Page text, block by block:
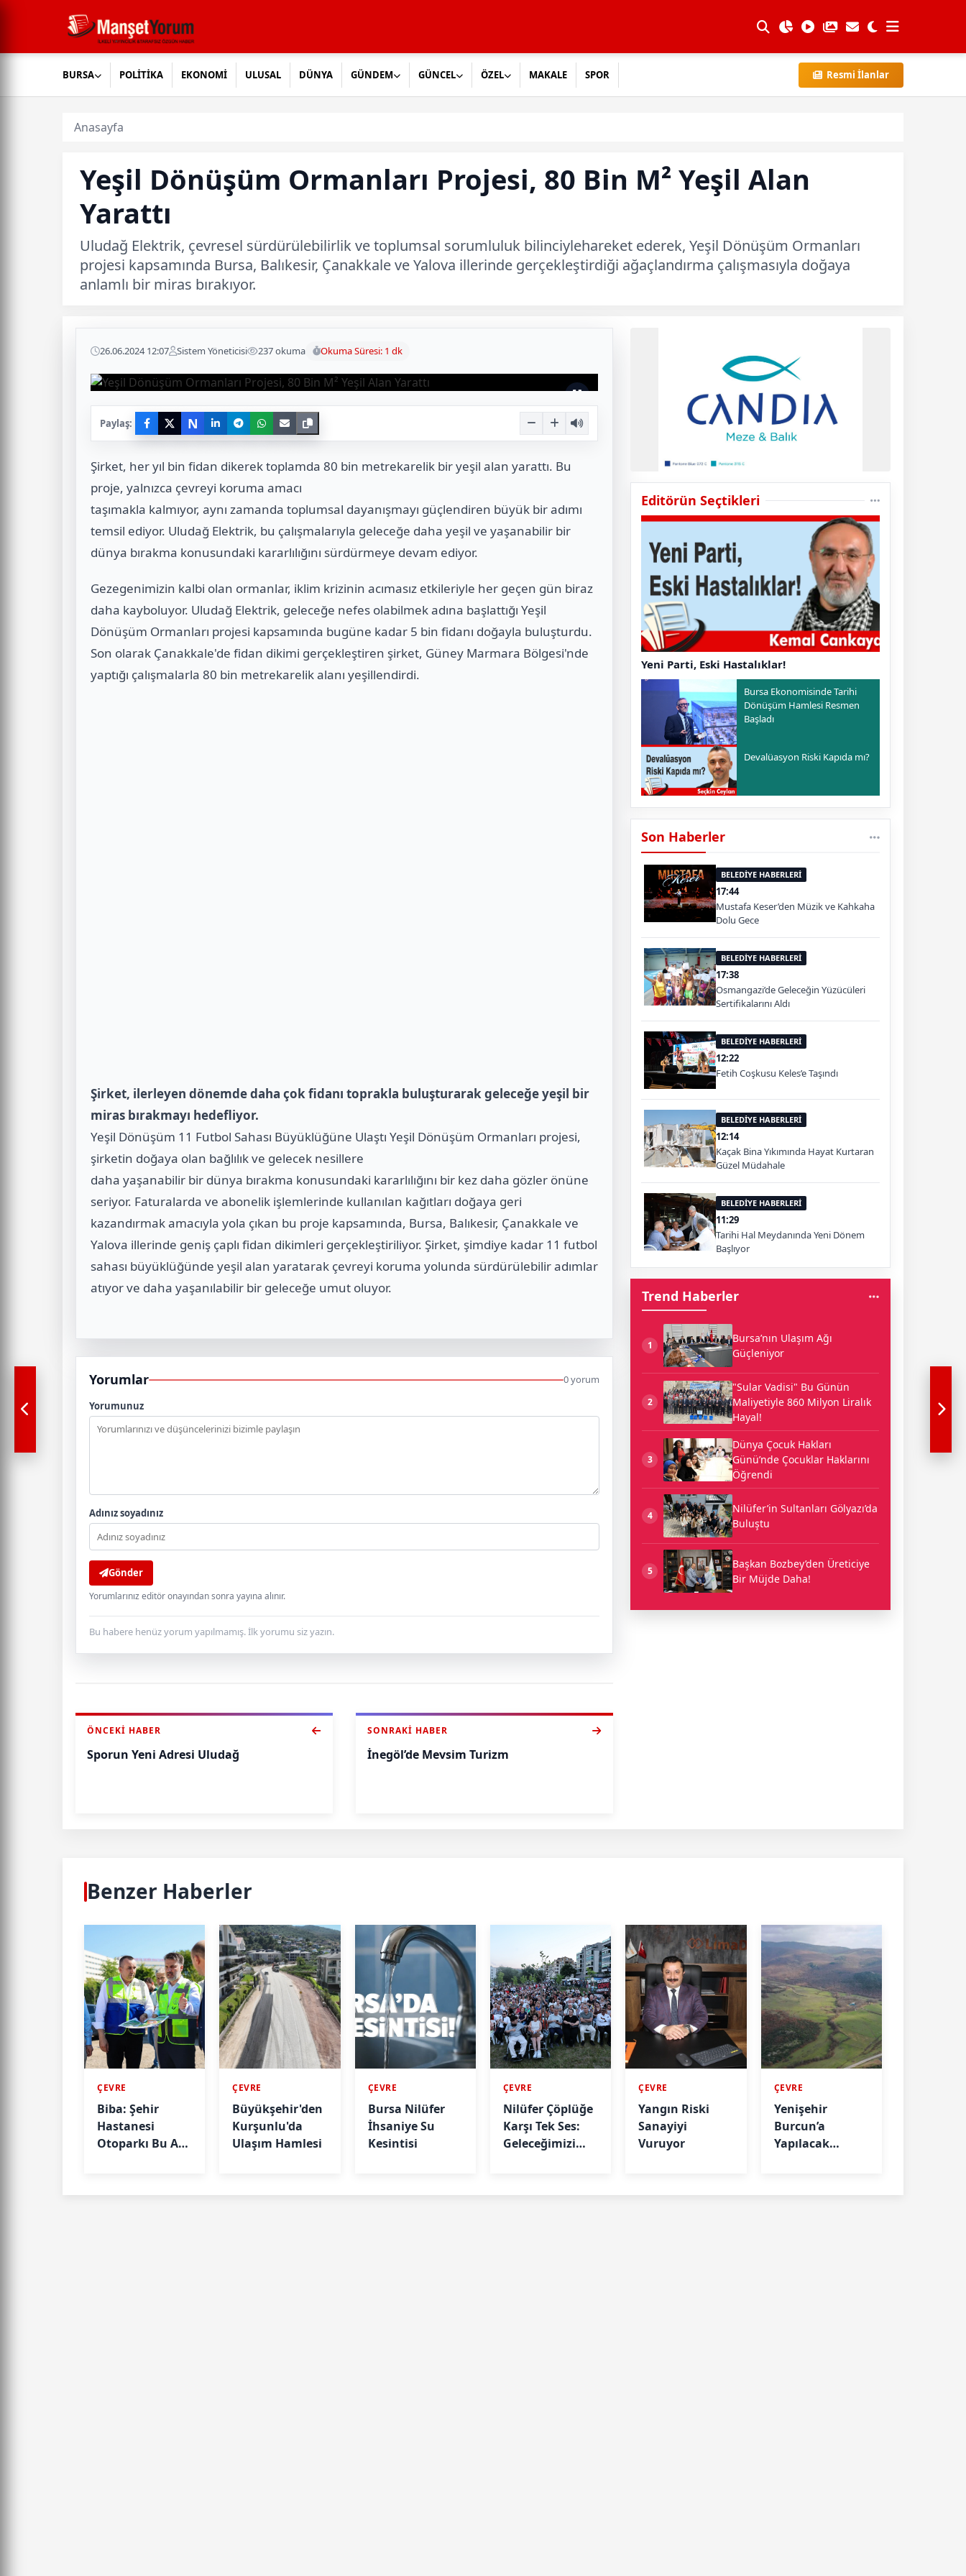
BURSA POLİTİKA EKONOMİ ULUSAL DÜNYA GÜNDEM GÜNCEL ÖZEL MAKALE SPOR Resmi İlanlar
Anasayfa
Yeşil Dönüşüm Ormanları Projesi, 80 Bin M² Yeşil Alan
Yarattı
Uludağ Elektrik, çevresel sürdürülebilirlik ve toplumsal sorumluluk bilinciylehareket ederek, Yeşil Dönüşüm Ormanları
projesi kapsamında Bursa, Balıkesir, Çanakkale ve Yalova illerinde gerçekleştirdiği ağaçlandırma çalışmasıyla doğaya
anlamlı bir miras bırakıyor.
26.06.2024 12:07 Sistem Yöneticisi 237 okuma Okuma Süresi: 1 dk
Paylaş: N
Şirket, her yıl bin fidan dikerek toplamda 80 bin metrekarelik bir yeşil alan yarattı. Bu
proje, yalnızca çevreyi koruma amacı
taşımakla kalmıyor, aynı zamanda toplumsal dayanışmayı güçlendiren büyük bir adımı
temsil ediyor. Uludağ Elektrik, bu çalışmalarıyla geleceğe daha yeşil ve yaşanabilir bir
dünya bırakma konusundaki kararlılığını sürdürmeye devam ediyor.
Gezegenimizin kalbi olan ormanlar, iklim krizinin acımasız etkileriyle her geçen gün biraz
daha kayboluyor. Uludağ Elektrik, geleceğe nefes olabilmek adına başlattığı Yeşil
Dönüşüm Ormanları projesi kapsamında bugüne kadar 5 bin fidanı doğayla buluşturdu.
Son olarak Çanakkale'de fidan dikimi gerçekleştiren şirket, Güney Marmara Bölgesi'nde
yaptığı çalışmalarla 80 bin metrekarelik alanı yeşillendirdi.
Şirket, ilerleyen dönemde daha çok fidanı toprakla buluşturarak geleceğe yeşil bir
miras bırakmayı hedefliyor.
Yeşil Dönüşüm 11 Futbol Sahası Büyüklüğüne Ulaştı Yeşil Dönüşüm Ormanları projesi,
şirketin doğaya olan bağlılık ve gelecek nesillere
daha yaşanabilir bir dünya bırakma konusundaki kararlılığını bir kez daha gözler önüne
seriyor. Faturalarda ve abonelik işlemlerinde kullanılan kağıtları doğaya geri
kazandırmak amacıyla yola çıkan bu proje kapsamında, Bursa, Balıkesir, Çanakkale ve
Yalova illerinde geniş çaplı fidan dikimleri gerçekleştiriliyor. Şirket, şimdiye kadar 11 futbol
sahası büyüklüğünde yeşil alan yaratarak çevreyi koruma yolunda sürdürülebilir adımlar
atıyor ve daha yaşanılabilir bir geleceğe umut oluyor.
Yorumlar 0 yorum
Yorumunuz
Adınız soyadınız
Gönder
Yorumlarınız editör onayından sonra yayına alınır.
Bu habere henüz yorum yapılmamış. İlk yorumu siz yazın.
ÖNCEKI HABER
Sporun Yeni Adresi Uludağ
SONRAKI HABER
İnegöl’de Mevsim Turizm
Editörün Seçtikleri
Yeni Parti, Eski Hastalıklar!
Bursa Ekonomisinde Tarihi
Dönüşüm Hamlesi Resmen
Başladı
Devalüasyon Riski Kapıda mı?
Son Haberler
BELEDİYE HABERLERİ
17:44
Mustafa Keser’den Müzik ve Kahkaha
Dolu Gece
BELEDİYE HABERLERİ
17:38
Osmangazi’de Geleceğin Yüzücüleri
Sertifikalarını Aldı
BELEDİYE HABERLERİ
12:22
Fetih Coşkusu Keles’e Taşındı
BELEDİYE HABERLERİ
12:14
Kaçak Bina Yıkımında Hayat Kurtaran
Güzel Müdahale
BELEDİYE HABERLERİ
11:29
Tarihi Hal Meydanında Yeni Dönem
Başlıyor
Trend Haberler
1
Bursa’nın Ulaşım Ağı
Güçleniyor
2
"Sular Vadisi" Bu Günün
Maliyetiyle 860 Milyon Liralık
Hayal!
3
Dünya Çocuk Hakları
Günü’nde Çocuklar Haklarını
Öğrendi
4
Nilüfer’in Sultanları Gölyazı’da
Buluştu
5
Başkan Bozbey’den Üreticiye
Bir Müjde Daha!
Benzer Haberler
ÇEVRE
Biba: Şehir
Hastanesi
Otoparkı Bu Ay
ÇEVRE
Büyükşehir'den
Kurşunlu'da
Ulaşım Hamlesi
ÇEVRE
Bursa Nilüfer
İhsaniye Su
Kesintisi
ÇEVRE
Nilüfer Çöplüğe
Karşı Tek Ses:
Geleceğimizi
ÇEVRE
Yangın Riski
Sanayiyi
Vuruyor
ÇEVRE
Yenişehir
Burcun’a
Yapılacak